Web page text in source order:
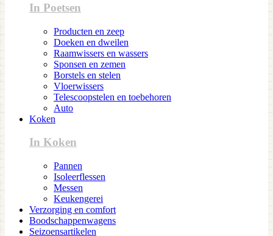
In Poetsen
Producten en zeep
Doeken en dweilen
Raamwissers en wassers
Sponsen en zemen
Borstels en stelen
Vloerwissers
Telescoopstelen en toebehoren
Auto
Koken
In Koken
Pannen
Isoleerflessen
Messen
Keukengerei
Verzorging en comfort
Boodschappenwagens
Seizoensartikelen